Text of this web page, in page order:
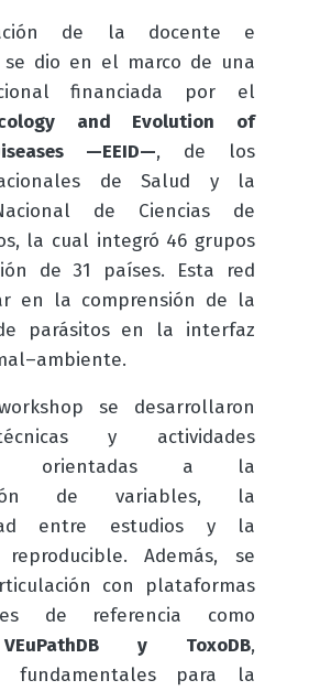
de la docente e
se dio en el marco de una
financiada por el
and Evolution of
—EEID—, de los
de Salud y la
de Ciencias de
la cual integró 46 grupos
de 31 países. Esta red
en la comprensión de la
parásitos en la interfaz
se desarrollaron
y actividades
orientadas a la
de variables, la
entre estudios y la
reproducible. Además, se
con plataformas
de referencia como
y ToxoDB,
fundamentales para la